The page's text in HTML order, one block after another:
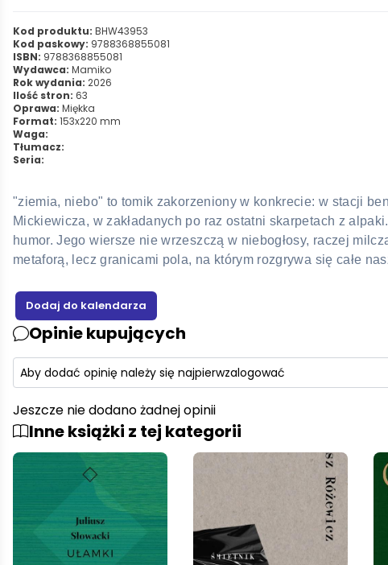
Kod produktu: BHW43953
Kod paskowy: 9788368855081
ISBN: 9788368855081
Wydawca: Mamiko
Rok wydania: 2026
Ilość stron: 63
Oprawa: Miękka
Format: 153x220 mm
Waga:
Tłumacz:
Seria:
"ziemia, niebo" to tomik zakorzeniony w konkrecie: w stacji
Mickiewicza, w zakładanych po raz ostatni skarpetach z
humor. Jego wiersze nie wrzeszczą w niebogłosy, raczej
metaforą, lecz granicami pola, na którym rozgrywa się całe
Opinie kupujących
Aby dodać opinię należy się najpierwzalogować
Jeszcze nie dodano żadnej opinii
Inne książki z tej kategorii